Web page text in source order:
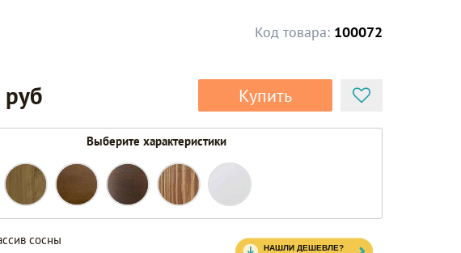
Код товара: 100072
Купить
Выберите характеристики
сосны